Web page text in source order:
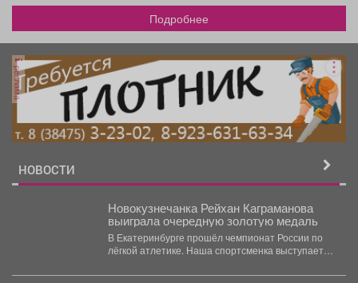
Подробнее
реклама
НОВОСТИ
Новокузнечанка Рейхан Каграманова
выиграла очередную золотую медаль
В Екатеринбурге прошёл чемпионат России по
лёгкой атлетике. Наша спортсменка выступает в